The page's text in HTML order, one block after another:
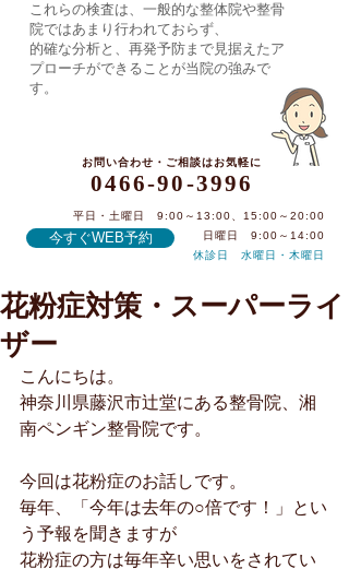
0466-90-3996
お問い合わせ・ご相談はお気軽に
これらの検査は、一般的な整体院や整骨
院ではあまり行われておらず、
的確な分析と、再発予防まで見据えたア
プローチができることが当院の強みで
す。
平日・土曜日 9:00～13:00、15:00～20:00
日曜日 9:00～14:00
休診日 水曜日・木曜日
今すぐWEB予約
0466-90-3996
花粉症対策・スーパーライ
ザー
こんにちは。
神奈川県藤沢市辻堂にある整骨院、湘
南ペンギン整骨院です。
今回は花粉症のお話しです。
毎年、「今年は去年の○倍です！」とい
う予報を聞きますが
花粉症の方は毎年辛い思いをされてい